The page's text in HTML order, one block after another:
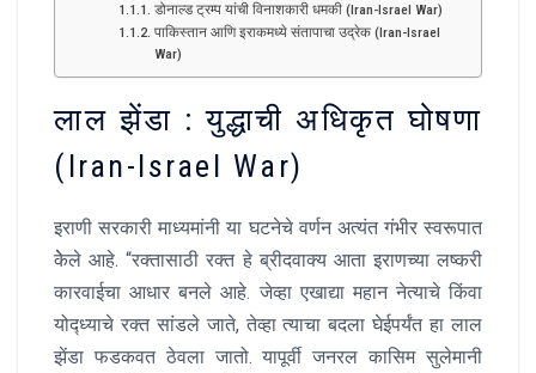
डोनाल्ड ट्रम्प यांची विनाशकारी धमकी (Iran-Israel War)
पाकिस्तान आणि इराकमध्ये संतापाचा उद्रेक (Iran-Israel
War)
लाल झेंडा : युद्धाची अधिकृत घोषणा
(Iran-Israel War)
इराणी सरकारी माध्यमांनी या घटनेचे वर्णन अत्यंत गंभीर स्वरूपात
केेले आहे. “रक्तासाठी रक्त हे ब्रीदवाक्य आता इराणच्या लष्करी
कारवाईचा आधार बनले आहे. जेव्हा एखाद्या महान नेत्याचे किंवा
योद्ध्याचे रक्त सांडले जाते, तेव्हा त्याचा बदला घेईपर्यंत हा लाल
झेंडा फडकवत ठेवला जातो. यापूर्वी जनरल कासिम सुलेमानी